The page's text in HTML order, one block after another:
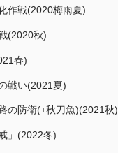
作戦(2020梅雨夏)
(2020秋)
春)
戦い(2021夏)
の防衛(+秋刀魚)(2021秋)
」(2022冬)